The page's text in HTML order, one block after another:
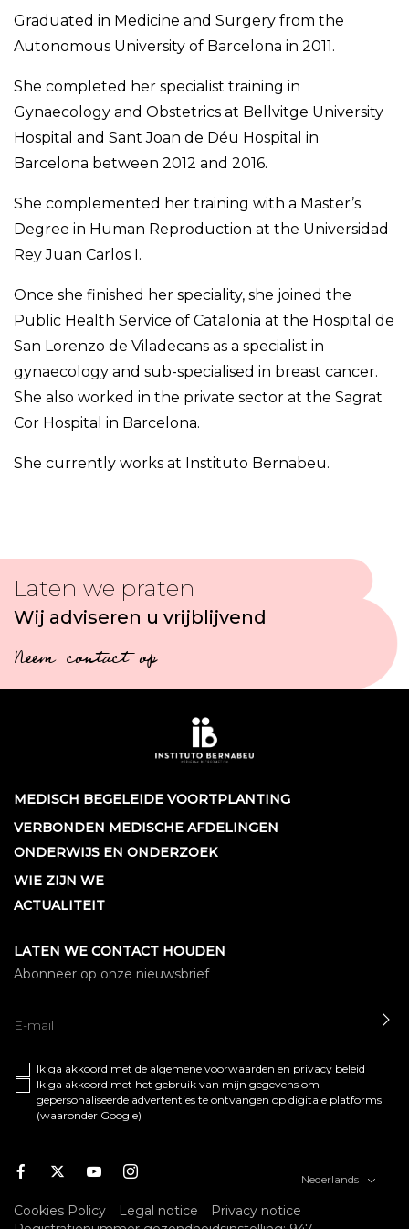
Graduated in Medicine and Surgery from the
Autonomous University of Barcelona in 2011.
She completed her specialist training in
Gynaecology and Obstetrics at Bellvitge University
Hospital and Sant Joan de Déu Hospital in
Barcelona between 2012 and 2016.
She complemented her training with a Master’s
Degree in Human Reproduction at the Universidad
Rey Juan Carlos I.
Once she finished her speciality, she joined the
Public Health Service of Catalonia at the Hospital de
San Lorenzo de Viladecans as a specialist in
gynaecology and sub-specialised in breast cancer.
She also worked in the private sector at the Sagrat
Cor Hospital in Barcelona.
She currently works at Instituto Bernabeu.
Laten we praten
Wij adviseren u vrijblijvend
Neem contact op
MEDISCH BEGELEIDE VOORTPLANTING
VERBONDEN MEDISCHE AFDELINGEN
ONDERWIJS EN ONDERZOEK
WIE ZIJN WE
ACTUALITEIT
LATEN WE CONTACT HOUDEN
Abonneer op onze nieuwsbrief
Ik ga akkoord met de algemene voorwaarden en privacy beleid
Ik ga akkoord met het gebruik van mijn gegevens om
gepersonaliseerde advertenties te ontvangen op digitale platforms
(waaronder Google)
Facebook
TwitterYoutubeInstagram Nederlands
Cookies Policy Legal notice
Privacy notice